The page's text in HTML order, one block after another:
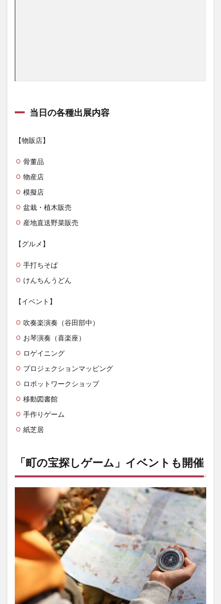
当日の各種出展内容
【物販店】
骨董品
物産店
模擬店
盆栽・植木販売
産地直送野菜販売
【グルメ】
手打ちそば
けんちんうどん
【イベント】
吹奏楽演奏（谷田部中）
お琴演奏（喜楽座）
ロゲイニング
プロジェクションマッピング
ロボットワークショップ
移動図書館
手作りゲーム
紙芝居
「町の宝探しゲーム」イベントも開催